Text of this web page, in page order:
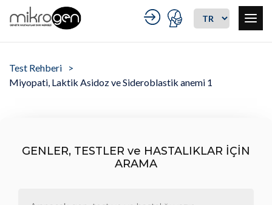
Test Rehberi
Miyopati, Laktik Asidoz ve Sideroblastik anemi 1
GENLER, TESTLER ve HASTALIKLAR İÇİN
ARAMA